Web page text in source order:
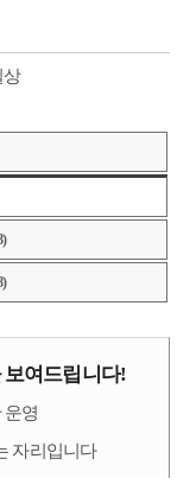
상
보여드립니다!
운영
자리입니다